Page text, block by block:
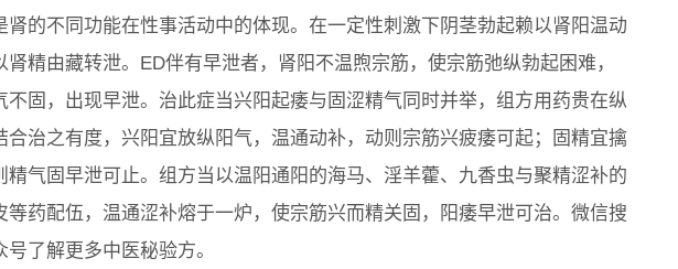
肾的不同功能在性事活动中的体现。在一定性刺激下阴茎勃起赖以肾阳温动
精由藏转泄。ED伴有早泄者，肾阳不温煦宗筋，使宗筋弛纵勃起困难，
不固，出现早泄。治此症当兴阳起痿与固涩精气同时并举，组方用药贵在纵
合治之有度，兴阳宜放纵阳气，温通动补，动则宗筋兴疲痿可起；固精宜擒
精气固早泄可止。组方当以温阳通阳的海马、淫羊藿、九香虫与聚精涩补的
等药配伍，温通涩补熔于一炉，使宗筋兴而精关固，阳痿早泄可治。微信搜
了解更多中医秘验方。